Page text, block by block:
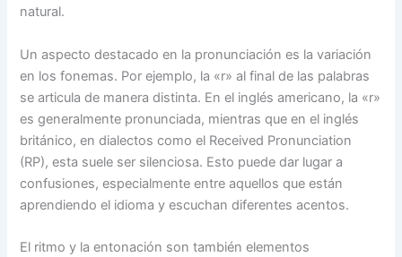
natural.
Un aspecto destacado en la pronunciación es la variación
en los fonemas. Por ejemplo, la «r» al final de las palabras
se articula de manera distinta. En el inglés americano, la «r»
es generalmente pronunciada, mientras que en el inglés
británico, en dialectos como el Received Pronunciation
(RP), esta suele ser silenciosa. Esto puede dar lugar a
confusiones, especialmente entre aquellos que están
aprendiendo el idioma y escuchan diferentes acentos.
El ritmo y la entonación son también elementos